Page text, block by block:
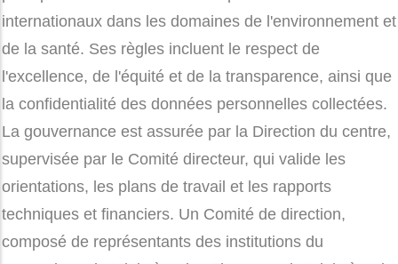
principaux acteurs nationaux et partenaires
de la santé. Ses règles incluent le respect de
l'excellence, de l'équité et de la transparence, ainsi que
la confidentialité des données personnelles collectées.
La gouvernance est assurée par la Direction du centre,
supervisée par le Comité directeur, qui valide les
orientations, les plans de travail et les rapports
techniques et financiers. Un Comité de direction,
composé de représentants des institutions du